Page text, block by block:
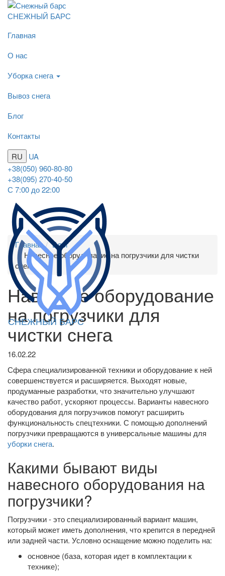
СНЕЖНЫЙ БАРС
Главная
О нас
Уборка снега
Вывоз снега
Блог
Контакты
RU
UA
+38(050) 960-80-80
+38(095) 270-40-50
С 7:00 до 22:00
СНЕЖНЫЙ БАРС
Главная
Блог
Навесное оборудование на погрузчики для чистки
снега
Навесное оборудование
на погрузчики для
чистки снега
16.02.22
Сфера специализированной техники и оборудование к ней
совершенствуется и расширяется. Выходят новые,
продуманные разработки, что значительно улучшают
качество работ, ускоряют процессы. Варианты навесного
оборудования для погрузчиков помогут расширить
функциональность спецтехники. С помощью дополнений
погрузчики превращаются в универсальные машины для
уборки снега.
Какими бывают виды
навесного оборудования на
погрузчики?
Погрузчики - это специализированный вариант машин,
который может иметь дополнения, что крепится в передней
или задней части. Условно оснащение можно поделить на:
основное (база, которая идет в комплектации к
технике);